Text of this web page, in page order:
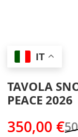
IT
TAVOLA
PEACE 2026
350,00 €
Skip
the
of
the